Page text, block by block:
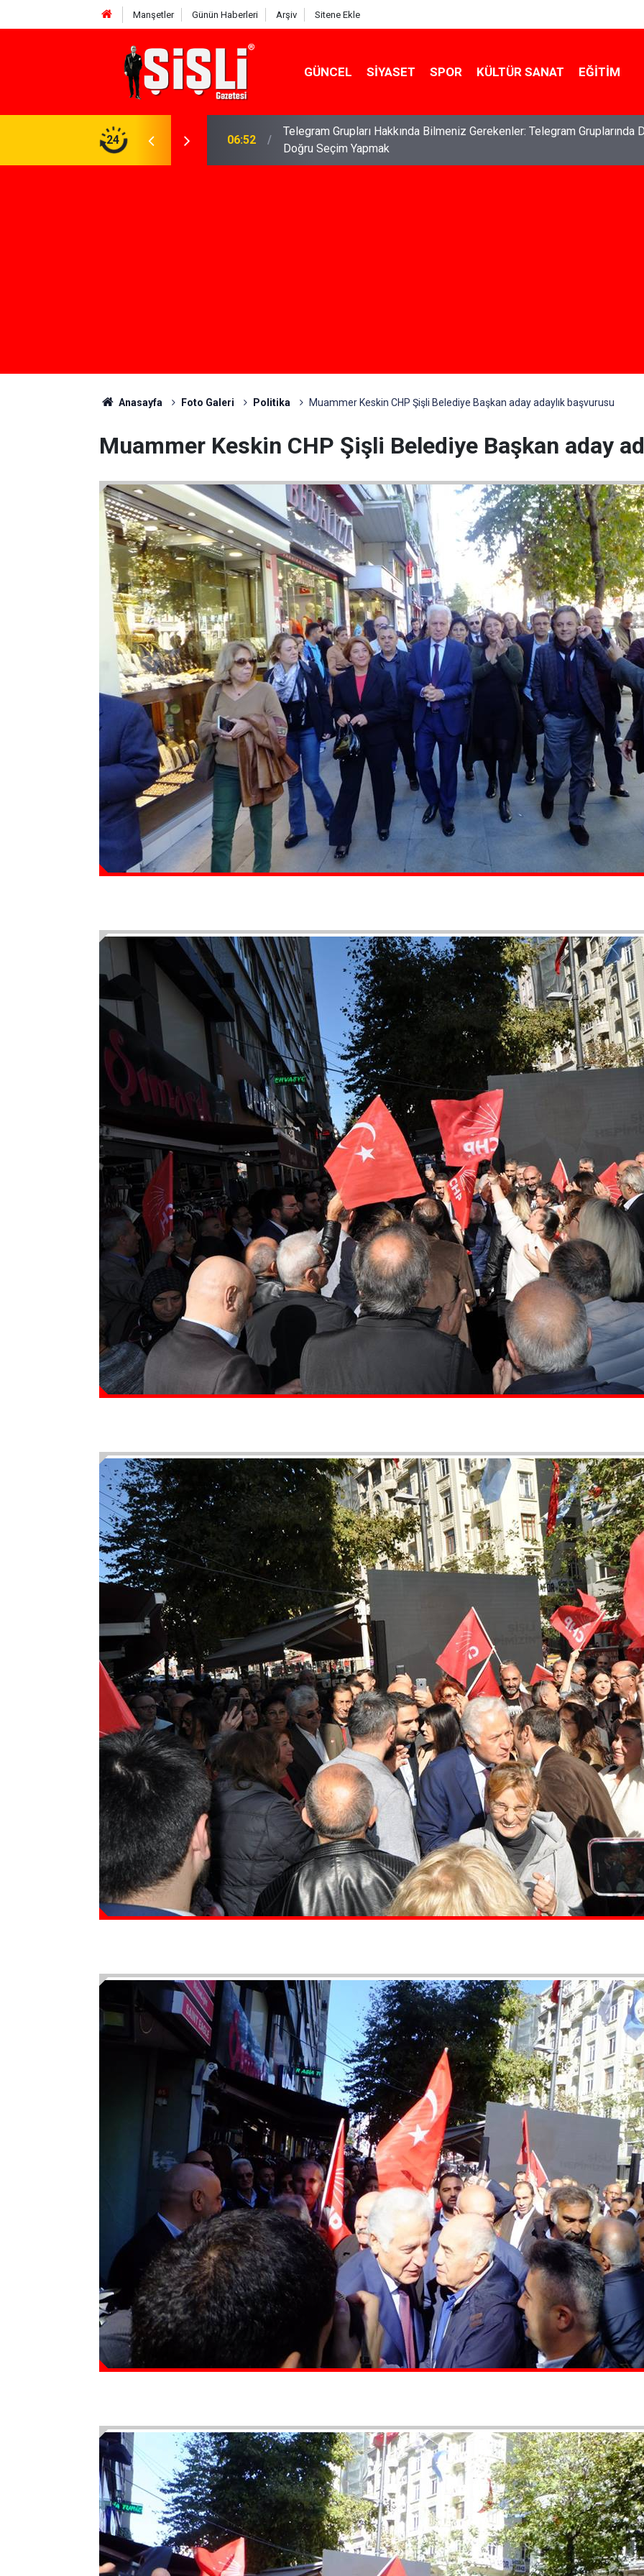
Manşetler Günün Haberleri Arşiv Sitene Ekle
GÜNCEL SIYASET SPOR KÜLTÜR SANAT EĞITIM
24
Gerekenler: Telegram Gruplarında Daha
04:43 İş Davaları: Haklarınızı Bilmek ve Koruma Altına Almak
Anasayfa Foto Galeri Politika Muammer Keskin CHP Şişli Belediye Başkan aday adaylık başvurusu
Muammer Keskin CHP Şişli Belediye Başkan aday